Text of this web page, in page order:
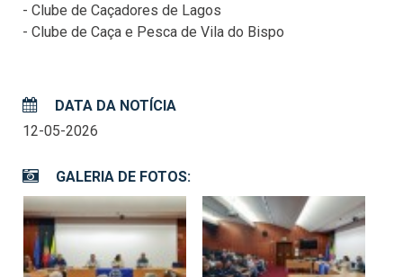
- Clube de Caçadores de Lagos
- Clube de Caça e Pesca de Vila do Bispo
DATA DA NOTÍCIA
12-05-2026
GALERIA DE FOTOS: